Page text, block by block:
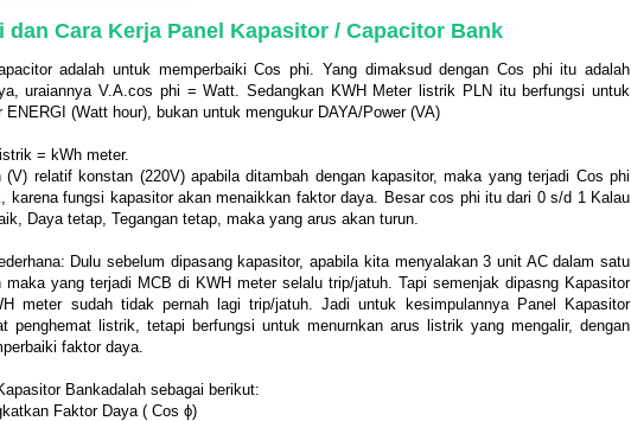
dan Cara Kerja Panel Kapasitor / Capacitor Bank
adalah untuk memperbaiki Cos phi. Yang dimaksud dengan Cos phi itu adalah
uraiannya V.A.cos phi = Watt. Sedangkan KWH Meter listrik PLN itu berfungsi untuk
ENERGI (Watt hour), bukan untuk mengukur DAYA/Power (VA)
= kWh meter.
(V) relatif konstan (220V) apabila ditambah dengan kapasitor, maka yang terjadi Cos phi
karena fungsi kapasitor akan menaikkan faktor daya. Besar cos phi itu dari 0 s/d 1 Kalau
Daya tetap, Tegangan tetap, maka yang arus akan turun.
Dulu sebelum dipasang kapasitor, apabila kita menyalakan 3 unit AC dalam satu
maka yang terjadi MCB di KWH meter selalu trip/jatuh. Tapi semenjak dipasng Kapasitor
meter sudah tidak pernah lagi trip/jatuh. Jadi untuk kesimpulannya Panel Kapasitor
penghemat listrik, tetapi berfungsi untuk menurnkan arus listrik yang mengalir, dengan
faktor daya.
Bankadalah sebagai berikut:
Faktor Daya ( Cos ϕ)